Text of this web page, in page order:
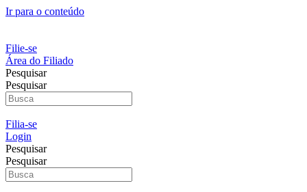
Ir para o conteúdo
Filie-se
Área do Filiado
Pesquisar
Pesquisar
Filia-se
Login
Pesquisar
Pesquisar